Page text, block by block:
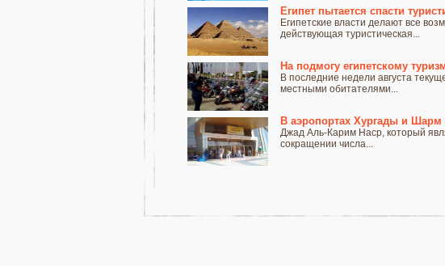
Египет пытается спасти
Египетские власти делают все
действующая туристическая...
На подмогу египетскому
В последние недели августа
местными обитателями...
В аэропортах Хургады и Шарм
Джад Аль-Карим Наср, который
сокращении числа...